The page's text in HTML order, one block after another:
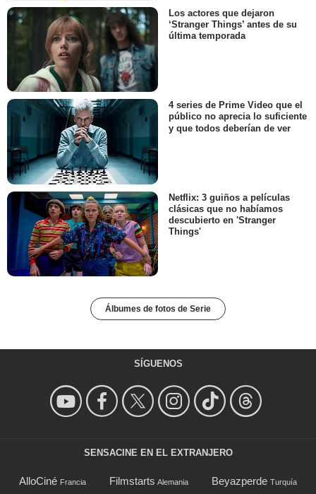
Los actores que dejaron
‘Stranger Things’ antes de su
última temporada
4 series de Prime Video que el
público no aprecia lo suficiente
y que todos deberían de ver
Netflix: 3 guiños a películas
clásicas que no habíamos
descubierto en 'Stranger
Things'
Álbumes de fotos de Serie
SÍGUENOS
SENSACINE EN EL EXTRANJERO
AlloCiné Francia Filmstarts Alemania Beyazperde Turquía